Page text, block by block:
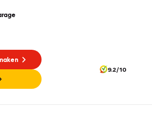
9.2/10